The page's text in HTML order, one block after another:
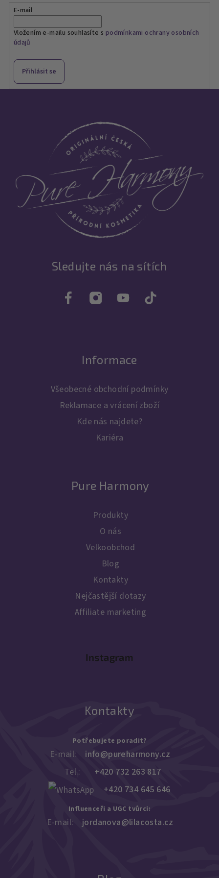
E-mail
Vložením e-mailu souhlasíte s podmínkami ochrany osobních
údajů
Přihlásit se
Sledujte nás na sítích
Informace
Všeobecné obchodní podmínky
Reklamace a vrácení zboží
Kde nás najdete?
Kariéra
Pure Harmony
Produkty
O nás
Velkoobchod
Blog
Kontakty
Nejčastější dotazy
Affiliate marketing
Instagram
Kontakty
Potřebujete poradit?
E-mail:
info@pureharmony.cz
Tel.:
+420 732 263 817
+420 734 645 646
Influenceři a UGC tvůrci:
E-mail: jordanova@lilacosta.cz